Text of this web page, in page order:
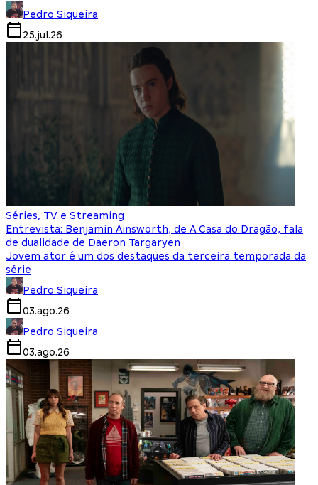
Pedro Siqueira
25.jul.26
Séries, TV e Streaming
Entrevista: Benjamin Ainsworth, de A Casa do Dragão, fala
de dualidade de Daeron Targaryen
Jovem ator é um dos destaques da terceira temporada da
série
Pedro Siqueira
03.ago.26
Pedro Siqueira
03.ago.26